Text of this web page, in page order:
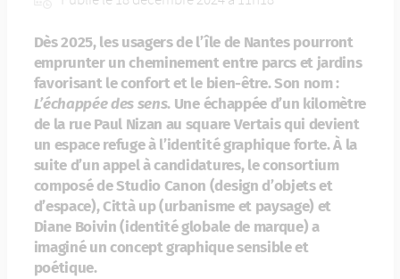
Dès 2025, les usagers de l’île de Nantes pourront
emprunter un cheminement entre parcs et jardins
favorisant le confort et le bien-être. Son nom :
L’échappée des sens. Une échappée d’un kilomètre
de la rue Paul Nizan au square Vertais qui devient
un espace refuge à l’identité graphique forte. À la
suite d’un appel à candidatures, le consortium
composé de Studio Canon (design d’objets et
d’espace), Città up (urbanisme et paysage) et
Diane Boivin (identité globale de marque) a
imaginé un concept graphique sensible et
poétique.